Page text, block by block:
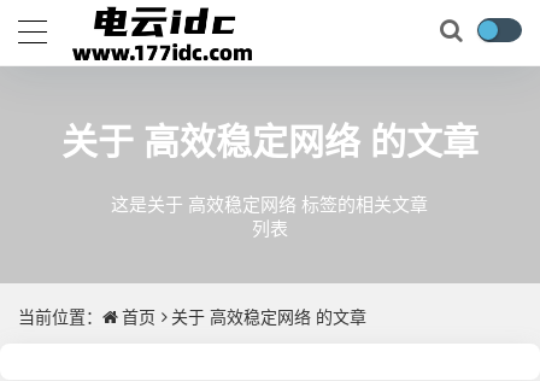
关于 高效稳定网络 的文章
这是关于 高效稳定网络 标签的相关文章
列表
当前位置： 首页 关于 高效稳定网络 的文章